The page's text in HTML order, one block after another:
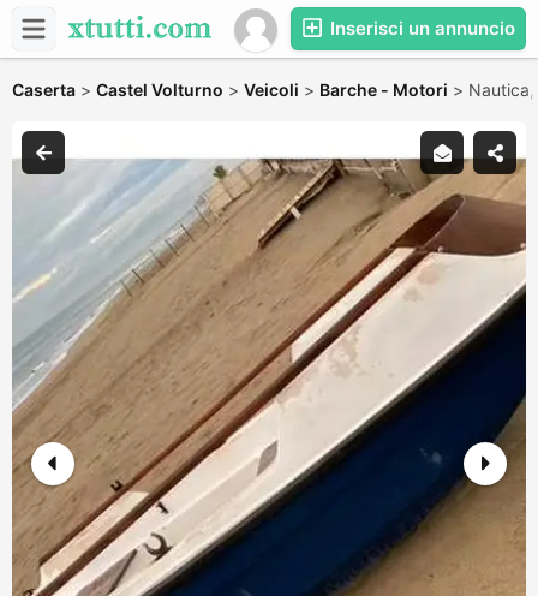
Inserisci un annuncio
Caserta > Castel Volturno > Veicoli > Barche - Motori > Nautica,